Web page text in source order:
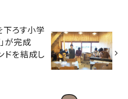
ろす小学
が完成
を結成し